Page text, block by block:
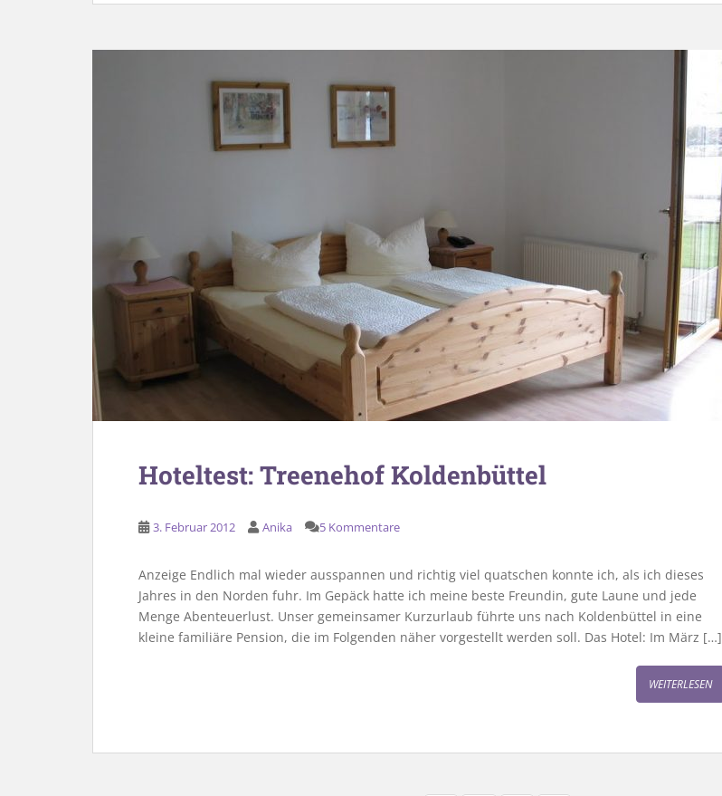
Hoteltest: Treenehof Koldenbüttel
3. Februar 2012 Anika 5 Kommentare
Anzeige Endlich mal wieder ausspannen und richtig viel quatschen konnte ich, als ich dieses
Jahres in den Norden fuhr. Im Gepäck hatte ich meine beste Freundin, gute Laune und jede
Menge Abenteuerlust. Unser gemeinsamer Kurzurlaub führte uns nach Koldenbüttel in eine
kleine familiäre Pension, die im Folgenden näher vorgestellt werden soll. Das Hotel: Im März […]
WEITERLESEN